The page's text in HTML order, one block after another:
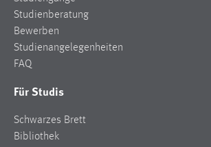
Studienberatung
Bewerben
Studienangelegenheiten
FAQ
Für Studis
Schwarzes Brett
Bibliothek